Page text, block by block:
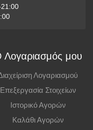
κατάστημα.
Λογαριασμός μου
Λογαριασμού
Επεξεργασία Στοιχείων
Ιστορικό Αγορών
Καλάθι Αγορών